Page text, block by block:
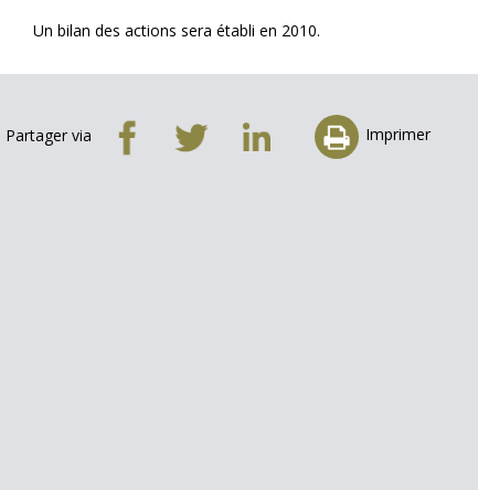
Un bilan des actions sera établi en 2010.
Partager via Imprimer